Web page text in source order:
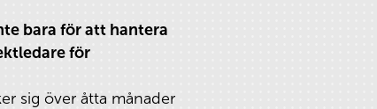
bara för att hantera
för
sig över åtta månader